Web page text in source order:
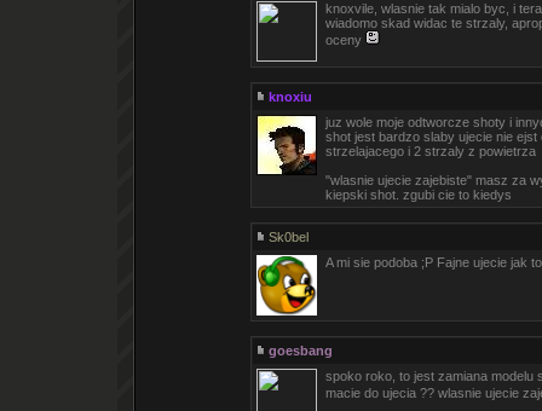
knoxvile, wlasnie tak mialo byc, i
wiadomo skad widac te strzaly,
oceny
knoxiu
juz wole moje odtworcze shoty i
shot jest bardzo slaby ujecie nie
strzelajacego i 2 strzaly z powietrza
"wlasnie ujecie zajebiste" masz za
kiepski shot. zgubi cie to kiedys
Sk0bel
A mi sie podoba ;P Fajne ujecie jak
goesbang
spoko roko, to jest zamiana modelu
macie do ujecia ?? wlasnie ujecie